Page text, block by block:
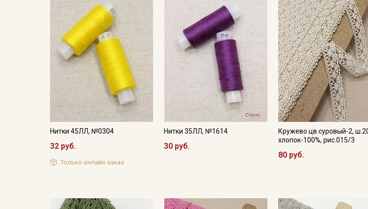
Нитки 45ЛЛ, №0304
32 руб.
Только онлайн-заказ
Нитки 35ЛЛ, №1614
30 руб.
Кружево цв.суровый-2,
хлопок-100%, рис.015/3
80 руб.
Электронная почта
Подписаться
Ознакомлен(а) сПолитикой обработки
данных
и даюСогласие на обработку
данных
ДаюСогласие на получение
информационных рассылок